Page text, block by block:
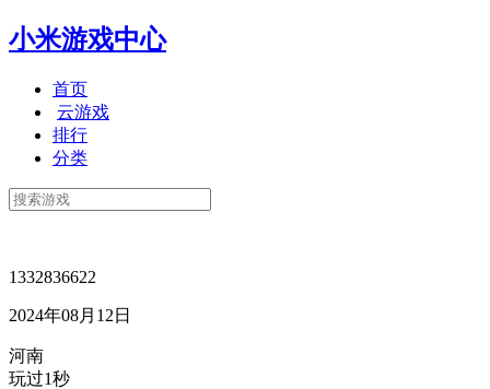
小米游戏中心
首页
云游戏
排行
分类
1332836622
2024年08月12日
河南
玩过1秒